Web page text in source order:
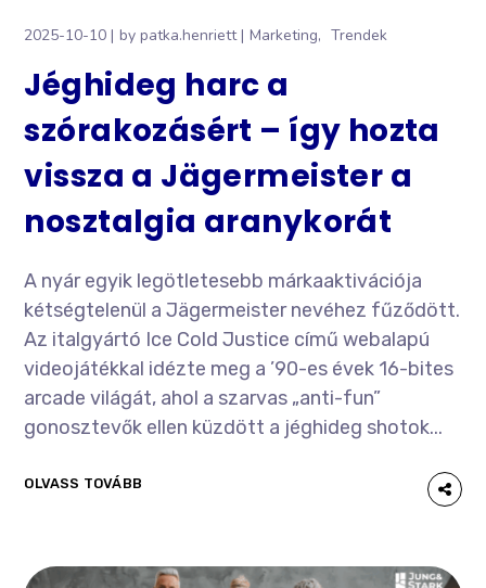
2025-10-10 bypatka.henriett Marketing Trendek
Jéghideg harc a
szórakozásért – így hozta
vissza a Jägermeister a
nosztalgia aranykorát
A nyár egyik legötletesebb márkaaktivációja
kétségtelenül a Jägermeister nevéhez fűződött.
Az italgyártó Ice Cold Justice című webalapú
videojátékkal idézte meg a ’90-es évek 16-bites
arcade világát, ahol a szarvas „anti-fun”
gonosztevők ellen küzdött a jéghideg shotok...
OLVASS TOVÁBB